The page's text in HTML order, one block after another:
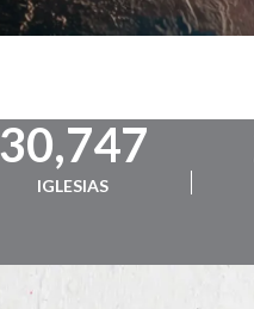
30,747
IGLESIAS